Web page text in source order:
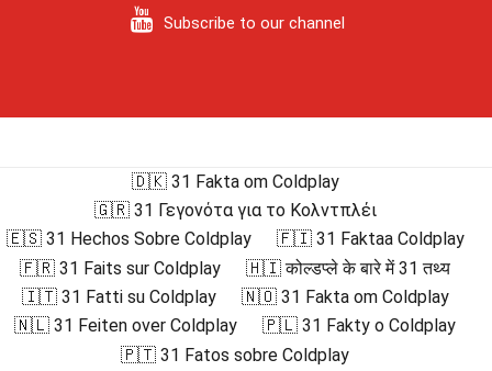
Subscribe to our channel
🇩🇰 31 Fakta om Coldplay
🇬🇷 31 Γεγονότα για το Κολντπλέι
🇪🇸 31 Hechos Sobre Coldplay
🇫🇮 31 Faktaa Coldplay
🇫🇷 31 Faits sur Coldplay
🇭🇮 कोल्डप्ले के बारे में 31 तथ्य
🇮🇹 31 Fatti su Coldplay
🇳🇴 31 Fakta om Coldplay
🇳🇱 31 Feiten over Coldplay
🇵🇱 31 Fakty o Coldplay
🇵🇹 31 Fatos sobre Coldplay